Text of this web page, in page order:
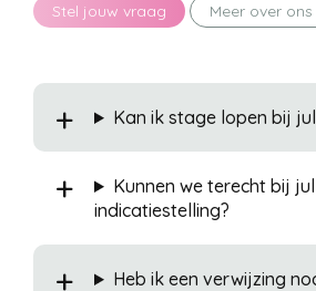
Stel jouw vraag Meer over ons
Kan ik stage lopen bij
Kunnen we terecht bij
indicatiestelling?
Heb ik een verwijzing